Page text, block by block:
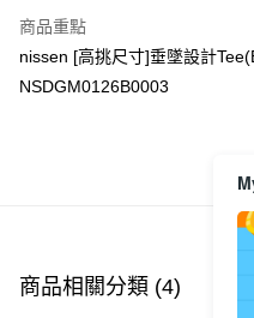
PayMe
WeChat Pay
每筆HK$40.00，滿
每筆HK$40.00，滿HK$350.00
商品重點
nissen [高挑尺寸]垂墜設計
NSDGM0126B0003
商品相關分類 (4)